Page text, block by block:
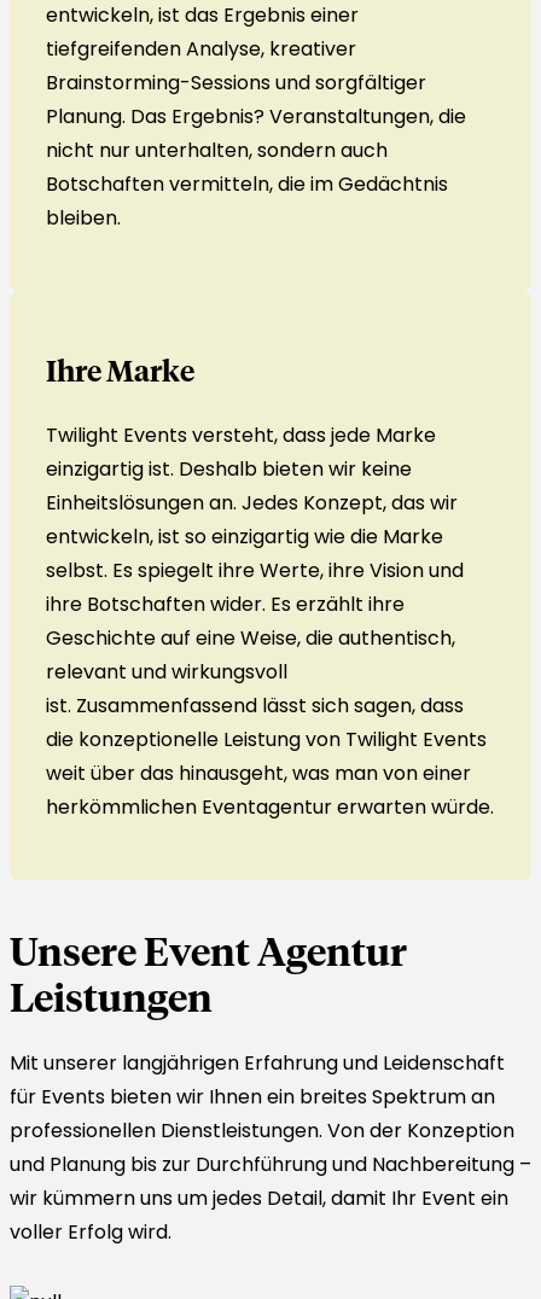
entwickeln, ist das Ergebnis einer
tiefgreifenden Analyse, kreativer
Brainstorming-Sessions und sorgfältiger
Planung. Das Ergebnis? Veranstaltungen, die
nicht nur unterhalten, sondern auch
Botschaften vermitteln, die im Gedächtnis
bleiben.
Ihre Marke
Twilight Events versteht, dass jede Marke
einzigartig ist. Deshalb bieten wir keine
Einheitslösungen an. Jedes Konzept, das wir
entwickeln, ist so einzigartig wie die Marke
selbst. Es spiegelt ihre Werte, ihre Vision und
ihre Botschaften wider. Es erzählt ihre
Geschichte auf eine Weise, die authentisch,
relevant und wirkungsvoll
ist. Zusammenfassend lässt sich sagen, dass
die konzeptionelle Leistung von Twilight Events
weit über das hinausgeht, was man von einer
herkömmlichen Eventagentur erwarten würde.
Unsere Event Agentur
Leistungen
Mit unserer langjährigen Erfahrung und Leidenschaft
für Events bieten wir Ihnen ein breites Spektrum an
professionellen Dienstleistungen. Von der Konzeption
und Planung bis zur Durchführung und Nachbereitung –
wir kümmern uns um jedes Detail, damit Ihr Event ein
voller Erfolg wird.